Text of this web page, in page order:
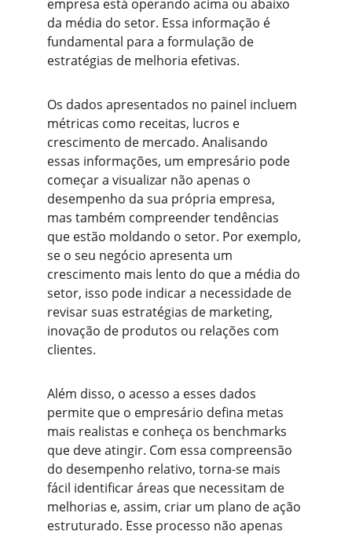
empresa está operando acima ou abaixo
da média do setor. Essa informação é
fundamental para a formulação de
estratégias de melhoria efetivas.
Os dados apresentados no painel incluem
métricas como receitas, lucros e
crescimento de mercado. Analisando
essas informações, um empresário pode
começar a visualizar não apenas o
desempenho da sua própria empresa,
mas também compreender tendências
que estão moldando o setor. Por exemplo,
se o seu negócio apresenta um
crescimento mais lento do que a média do
setor, isso pode indicar a necessidade de
revisar suas estratégias de marketing,
inovação de produtos ou relações com
clientes.
Além disso, o acesso a esses dados
permite que o empresário defina metas
mais realistas e conheça os benchmarks
que deve atingir. Com essa compreensão
do desempenho relativo, torna-se mais
fácil identificar áreas que necessitam de
melhorias e, assim, criar um plano de ação
estruturado. Esse processo não apenas